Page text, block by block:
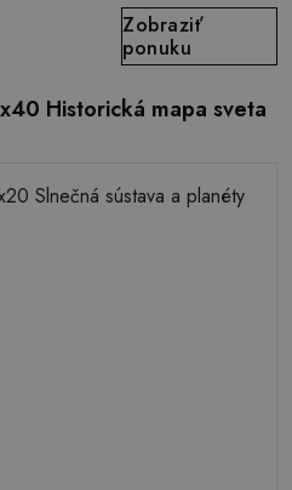
Zobraziť
ponuku
Historická mapa sveta